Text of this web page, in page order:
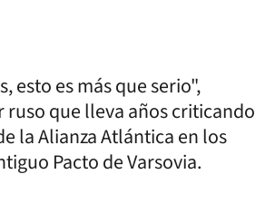
esto es más que serio",
ruso que lleva años criticando
la Alianza Atlántica en los
Pacto de Varsovia.